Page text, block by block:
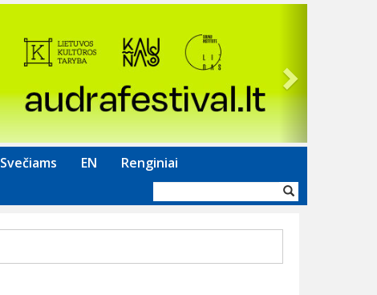
Svečiams EN Renginiai
forma